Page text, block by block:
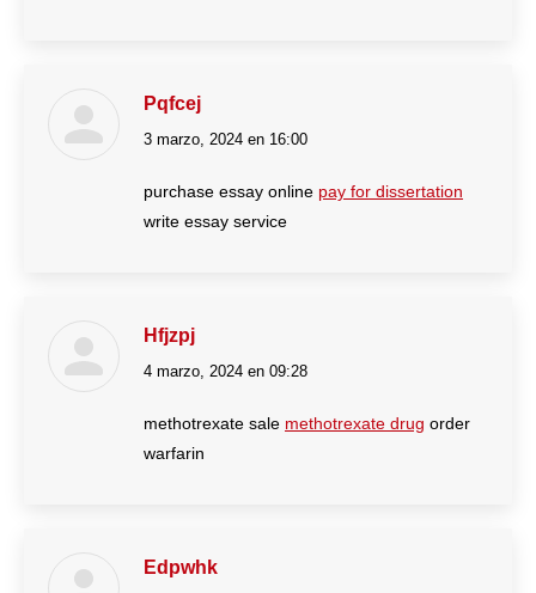
Pqfcej
dice:
3 marzo, 2024 en 16:00
purchase essay online pay for dissertation
write essay service
Hfjzpj
dice:
4 marzo, 2024 en 09:28
methotrexate sale methotrexate drug order
warfarin
Edpwhk